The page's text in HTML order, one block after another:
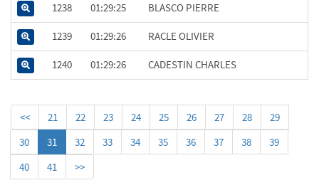
1238 01:29:25 BLASCO PIERRE
1239 01:29:26 RACLE OLIVIER
1240 01:29:26 CADESTIN CHARLES
<< 21 22 23 24 25 26 27 28
29
30
31 32 33 34 35 36 37 38
39
40
41 >>